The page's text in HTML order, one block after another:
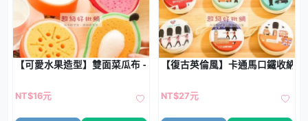
【可愛水果造型】雙面菜瓜布 - 廚房加厚海綿去污神器
NT$16元
【復古英倫風】卡通馬口鐵收納
NT$27元